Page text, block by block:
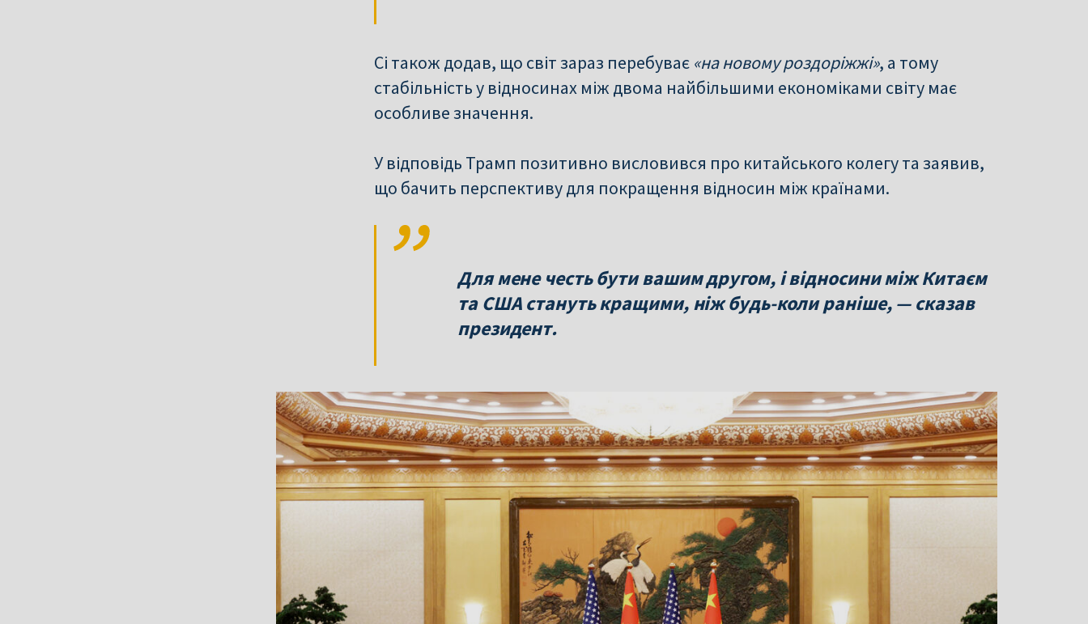
Сі також додав, що світ зараз перебуває «на новому роздоріжжі», а тому
стабільність у відносинах між двома найбільшими економіками світу має
особливе значення.
У відповідь Трамп позитивно висловився про китайського колегу та заявив,
що бачить перспективу для покращення відносин між країнами.
Для мене честь бути вашим другом, і відносини між Китаєм
та США стануть кращими, ніж будь-коли раніше, — сказав
президент.